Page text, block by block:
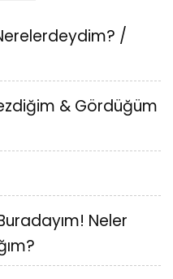
/
& Gördüğüm
Neler